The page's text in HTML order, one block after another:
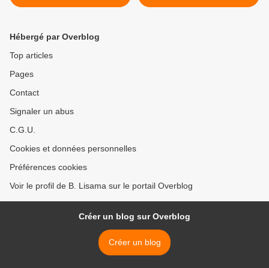
Hébergé par Overblog
Top articles
Pages
Contact
Signaler un abus
C.G.U.
Cookies et données personnelles
Préférences cookies
Voir le profil de B. Lisama sur le portail Overblog
Créer un blog sur Overblog
Créer un blog